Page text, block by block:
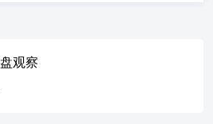
承压
化，铜价短线回
观察